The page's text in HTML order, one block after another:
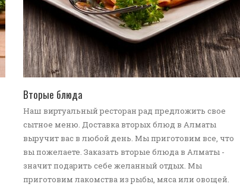
Вторые блюда
Наш виртуальный ресторан рад предложить свое
сытное меню. Доставка вторых блюд в Алматы
выручит вас в любой день. Мы приготовим все, что
вы пожелаете. Заказать вторые блюда в Алматы -
значит подарить себе желанный отдых. Мы
приготовим лакомства из рыбы, мяса или овощей.